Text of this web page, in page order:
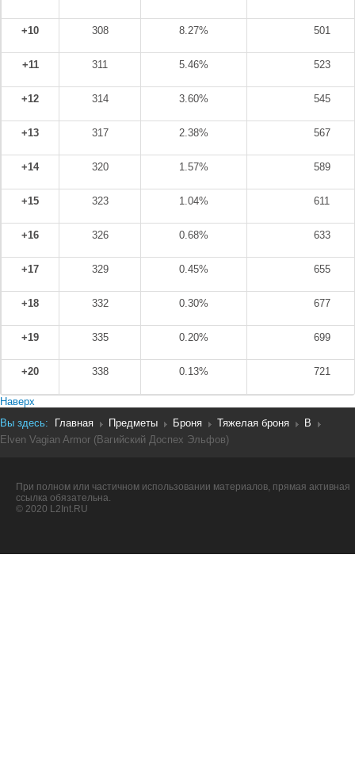
+10 308 8.27% 501
+11 311 5.46% 523
+12 314 3.60% 545
+13 317 2.38% 567
+14 320 1.57% 589
+15 323 1.04% 611
+16 326 0.68% 633
+17 329 0.45% 655
+18 332 0.30% 677
+19 335 0.20% 699
+20 338 0.13% 721
Наверх
Вы здесь:
Главная Предметы Броня Тяжелая броня
B
Elven Vagian Armor (Вагийский Доспех Эльфов)
При полном или частичном использовании материалов, прямая активная
ссылка обязательна.
© 2020 L2Int.RU